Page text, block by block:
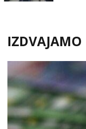
IZDVAJAMO